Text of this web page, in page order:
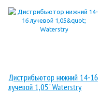
Дистрибьютор нижний 14-16
лучевой 1,05" Waterstry